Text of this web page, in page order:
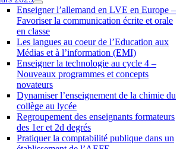
Enseigner l’allemand en LVE en Europe –
Favoriser la communication écrite et orale
en classe
Les langues au coeur de l’Education aux
Médias et à l’information (EMI)
Enseigner la technologie au cycle 4 –
Nouveaux programmes et concepts
novateurs
Dynamiser l’enseignement de la chimie du
collège au lycée
Regroupement des enseignants formateurs
des 1er et 2d degrés
Pratiquer la comptabilité publique dans un